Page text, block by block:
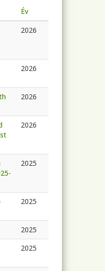
Év
2026
2026
2026
2026
2025
2025
2025
2025